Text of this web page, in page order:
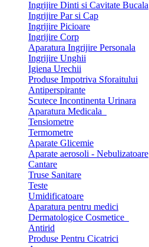
Ingrijire Dinti si Cavitate Bucala
Ingrijire Par si Cap
Ingrijire Picioare
Ingrijire Corp
Aparatura Ingrijire Personala
Ingrijire Unghii
Igiena Urechii
Produse Impotriva Sforaitului
Antiperspirante
Scutece Incontinenta Urinara
Aparatura Medicala
Tensiometre
Termometre
Aparate Glicemie
Aparate aerosoli - Nebulizatoare
Cantare
Truse Sanitare
Teste
Umidificatoare
Aparatura pentru medici
Dermatologice Cosmetice
Antirid
Produse Pentru Cicatrici